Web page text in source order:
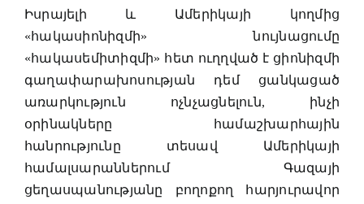
Իսրայելի և Ամերիկայի կողմից
«հակասիոնիզմի» նույնացումը
«հակասեմիտիզմի» հետ ուղղված է ցիոնիզմի
գաղափարախոսության դեմ ցանկացած
առարկություն ոչնչացնելուն, ինչի
օրինակները համաշխարհային
հանրությունը տեսավ Ամերիկայի
համալսարաններում Գազայի
ցեղասպանությանը բողոքող հարյուրավոր